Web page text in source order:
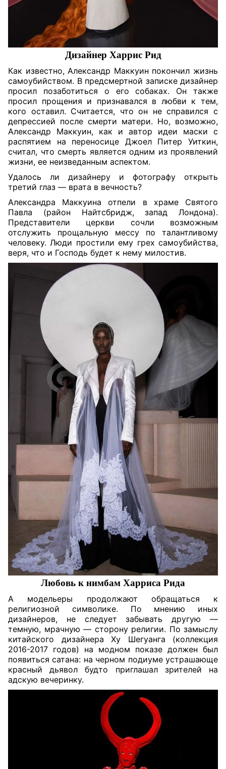
Дизайнер Харрис Рид
Как известно, Александр Маккуин покончил жизнь
самоубийством. В предсмертной записке дизайнер
просил позаботиться о его собаках. Он также
просил прощения и признавался в любви к тем,
кого оставил. Считается, что он не справился с
депрессией после смерти матери. Но, возможно,
Александр Маккуин, как и автор идеи маски с
распятием на переносице Джоел Питер Уиткин,
считал, что смерть является одним из проявлений
жизни, ее неизведанным аспектом.
Удалось ли дизайнеру и фотографу открыть
третий глаз — врата в вечность?
Александра Маккуина отпели в храме Святого
Павла (район Найтсбридж, запад Лондона).
Представители церкви сочли возможным
отслужить прощальную мессу по талантливому
человеку. Люди простили ему грех самоубийства,
веря, что и Господь будет к нему милостив.
Любовь к нимбам Харриса Рида
А модельеры продолжают обращаться к
религиозной символике. По мнению иных
дизайнеров, не следует забывать другую —
темную, мрачную — сторону религии. По замыслу
китайского дизайнера Ху Шегуанга (коллекция
2016-2017 годов) на модном показе должен был
появиться сатана: на черном подиуме устрашающе
красный дьявол будто приглашал зрителей на
адскую вечеринку.